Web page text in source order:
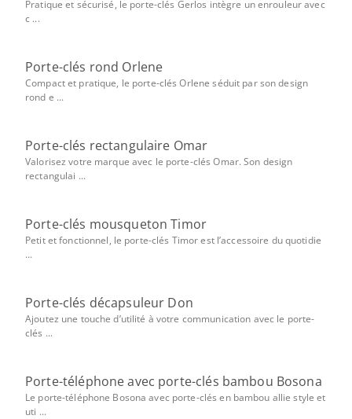
Pratique et sécurisé, le porte-clés Gerlos intègre un enrouleur avec
c ...
Porte-clés rond Orlene
Compact et pratique, le porte-clés Orlene séduit par son design
rond e ...
Porte-clés rectangulaire Omar
Valorisez votre marque avec le porte-clés Omar. Son design
rectangulai ...
Porte-clés mousqueton Timor
Petit et fonctionnel, le porte-clés Timor est l’accessoire du quotidie
...
Porte-clés décapsuleur Don
Ajoutez une touche d’utilité à votre communication avec le porte-
clés ...
Porte-téléphone avec porte-clés bambou Bosona
Le porte-téléphone Bosona avec porte-clés en bambou allie style et
uti ...